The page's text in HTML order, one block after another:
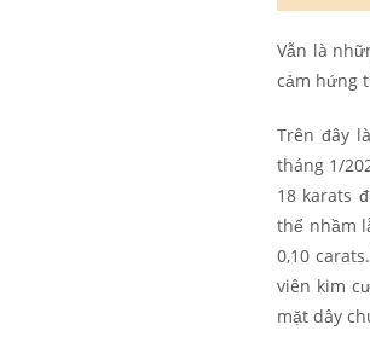
Vẫn là
cảm hứng
Trên đây
tháng 1/
18 karats
thể nhầm
0,10 carats.
viên kim
mặt dây